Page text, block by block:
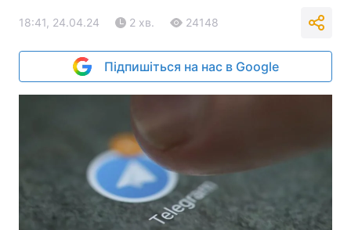
18:41, 24.04.24 2 хв. 24148
Підпишіться на нас в Google